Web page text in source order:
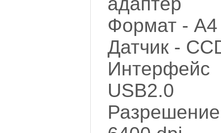
Формат - А4
Датчик -
USB2.0